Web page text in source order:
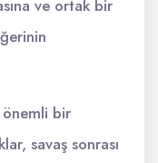
ve ortak bir
bir
savaş sonrası